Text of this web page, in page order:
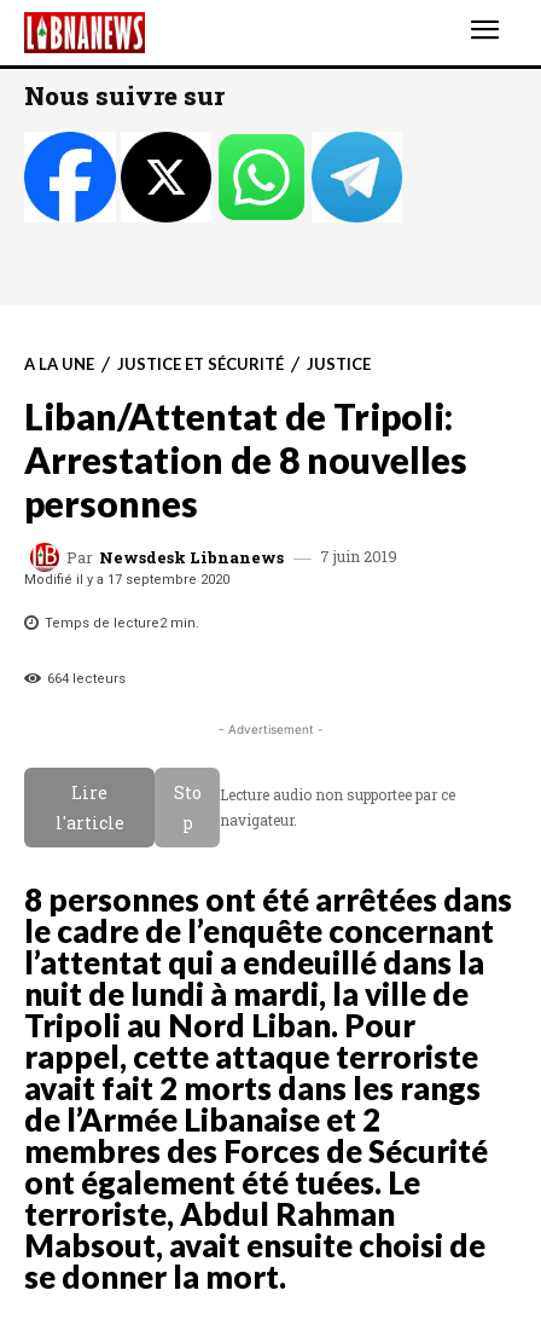
Nous suivre sur
A LA UNE JUSTICE ET SÉCURITÉ JUSTICE
Liban/Attentat de Tripoli:
Arrestation de 8 nouvelles
personnes
Par Newsdesk Libnanews 7 juin 2019
Modifié il y a 17 septembre 2020
Temps de lecture2min.
664 lecteurs
- Advertisement -
Lire
l'article
Sto
p
Lecture audio non supportee par ce
navigateur.
8 personnes ont été arrêtées dans
le cadre de l’enquête concernant
l’attentat qui a endeuillé dans la
nuit de lundi à mardi, la ville de
Tripoli au Nord Liban. Pour
rappel, cette attaque terroriste
avait fait 2 morts dans les rangs
de l’Armée Libanaise et 2
membres des Forces de Sécurité
ont également été tuées. Le
terroriste, Abdul Rahman
Mabsout, avait ensuite choisi de
se donner la mort.